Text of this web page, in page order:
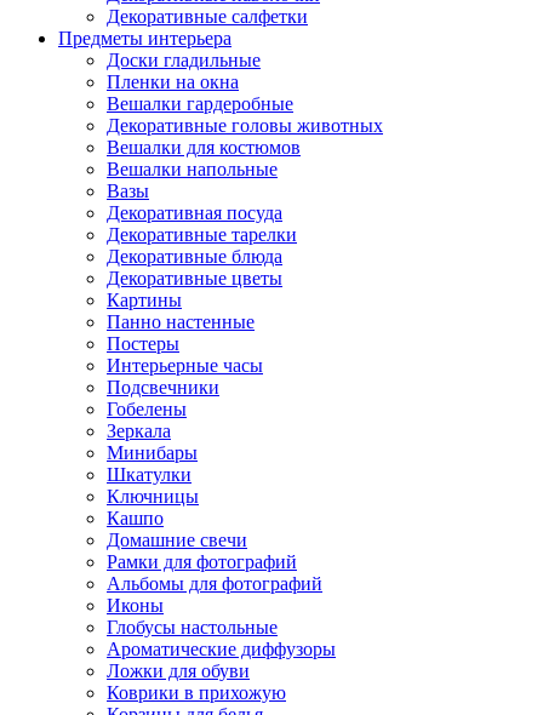
Декоративные салфетки
Предметы интерьера
Доски гладильные
Пленки на окна
Вешалки гардеробные
Декоративные головы животных
Вешалки для костюмов
Вешалки напольные
Вазы
Декоративная посуда
Декоративные тарелки
Декоративные блюда
Декоративные цветы
Картины
Панно настенные
Постеры
Интерьерные часы
Подсвечники
Гобелены
Зеркала
Минибары
Шкатулки
Ключницы
Кашпо
Домашние свечи
Рамки для фотографий
Альбомы для фотографий
Иконы
Глобусы настольные
Ароматические диффузоры
Ложки для обуви
Коврики в прихожую